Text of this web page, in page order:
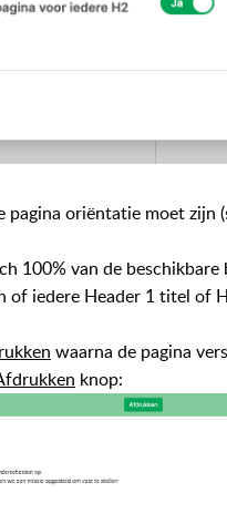
pagina oriëntatie moet
100% van de
of iedere Header 1 titel of
waarna de pagina
knop: